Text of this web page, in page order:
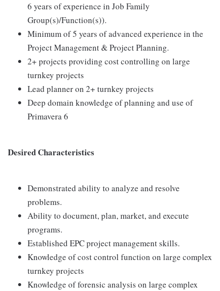
6 years of experience in Job Family
Group(s)/Function(s)).
Minimum of 5 years of advanced experience in the
Project Management & Project Planning.
2+ projects providing cost controlling on large
turnkey projects
Lead planner on 2+ turnkey projects
Deep domain knowledge of planning and use of
Primavera 6
Desired Characteristics
Demonstrated ability to analyze and resolve
problems.
Ability to document, plan, market, and execute
programs.
Established EPC project management skills.
Knowledge of cost control function on large complex
turnkey projects
Knowledge of forensic analysis on large complex